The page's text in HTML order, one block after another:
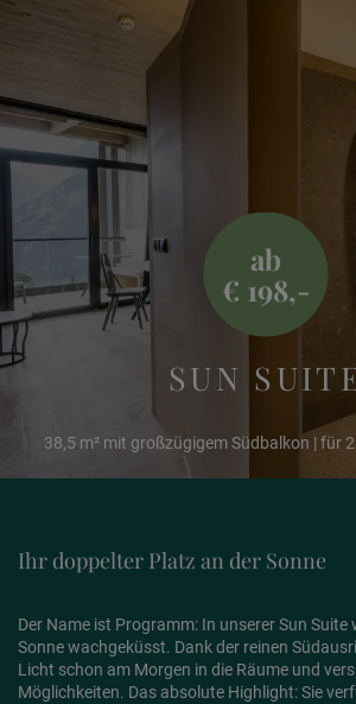
Suiten
Angebote
⋙ Die letzten
ab
€ 198,-
SUN
38,5 m² mit großzügigem Südbalkon | für
Ihr doppelter Platz an der Sonne
Der Name ist Programm: In unserer Sun Suite
Sonne wachgeküsst. Dank der reinen
Licht schon am Morgen in die Räume und
Möglichkeiten. Das absolute Highlight: Sie